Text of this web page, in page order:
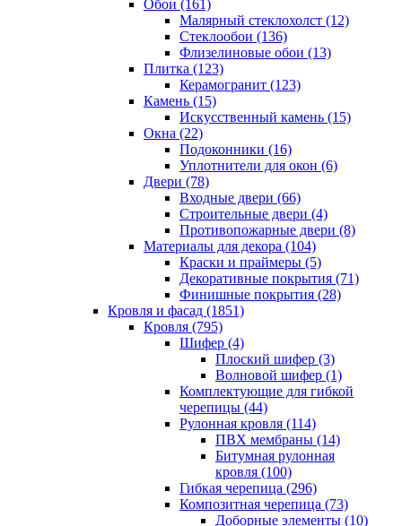
Обои (161)
Малярный стеклохолст (12)
Стеклообои (136)
Флизелиновые обои (13)
Плитка (123)
Керамогранит (123)
Камень (15)
Искусственный камень (15)
Окна (22)
Подоконники (16)
Уплотнители для окон (6)
Двери (78)
Входные двери (66)
Строительные двери (4)
Противопожарные двери (8)
Материалы для декора (104)
Краски и праймеры (5)
Декоративные покрытия (71)
Финишные покрытия (28)
Кровля и фасад (1851)
Кровля (795)
Шифер (4)
Плоский шифер (3)
Волновой шифер (1)
Комплектующие для гибкой
черепицы (44)
Рулонная кровля (114)
ПВХ мембраны (14)
Битумная рулонная
кровля (100)
Гибкая черепица (296)
Композитная черепица (73)
Доборные элементы (10)